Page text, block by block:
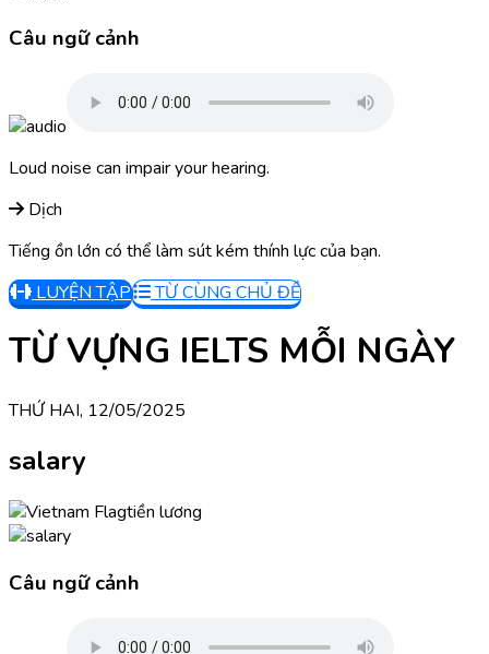
Câu ngữ cảnh
Loud noise can impair your hearing.
Dịch
Tiếng ồn lớn có thể làm sút kém thính lực của bạn.
LUYỆN TẬP
TỪ CÙNG CHỦ ĐỀ
TỪ VỰNG IELTS MỖI NGÀY
THỨ HAI, 12/05/2025
salary
tiền lương
Câu ngữ cảnh